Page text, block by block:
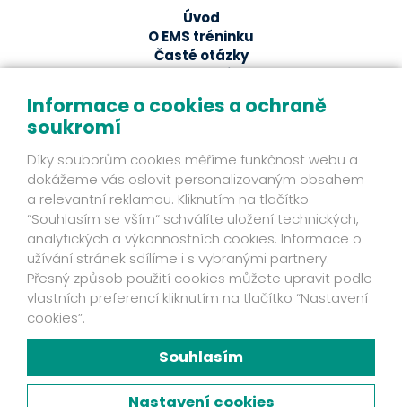
Úvod
O EMS tréninku
Časté otázky
EMS studia
Ze světa EMS
Fakta
Příběhy klientů
Novinky
Mohlo by se hodit
Ochrana osobních údajů
Kontakt
Fakta
Mám zájem o EMS přístroj
Chyť svou šanci!
Facebook
Informace o cookies a ochraně
soukromí
Díky souborům cookies měříme funkčnost webu a
dokážeme vás oslovit personalizovaným obsahem
a relevantní reklamou. Kliknutím na tlačítko
“Souhlasím se vším“ schválíte uložení technických,
analytických a výkonnostních cookies. Informace o
užívání stránek sdílíme i s vybranými partnery.
Přesný způsob použití cookies můžete upravit podle
vlastních preferencí kliknutím na tlačítko “Nastavení
cookies”.
Souhlasím
Nastavení cookies